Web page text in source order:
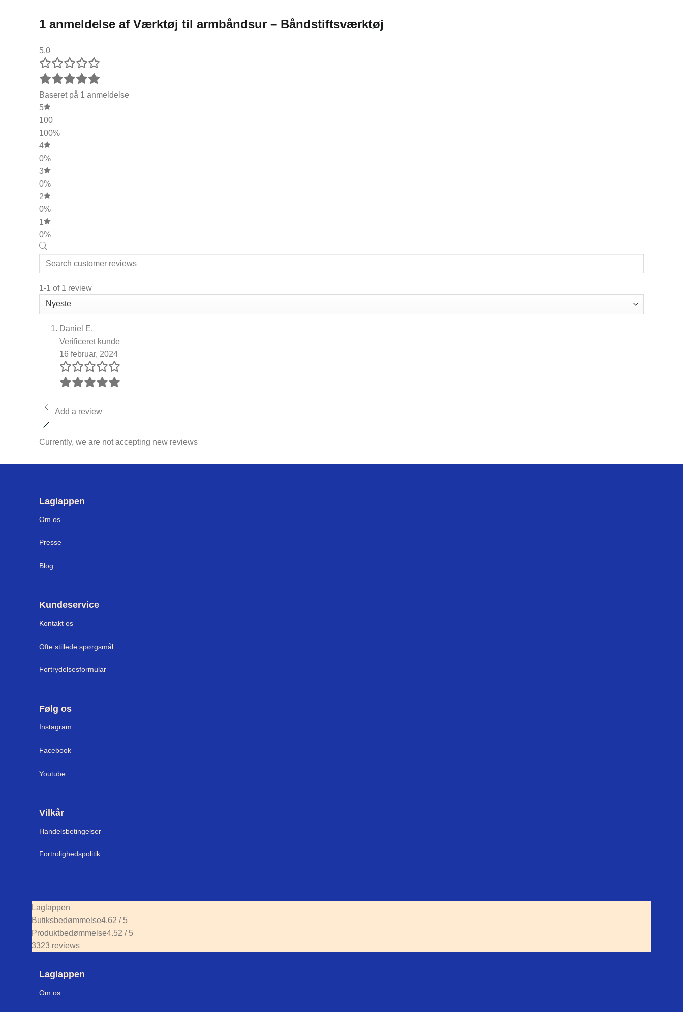
1 anmeldelse af Værktøj til armbåndsur – Båndstiftsværktøj
5,0
Baseret på 1 anmeldelse
5
100
100%
4
0%
3
0%
2
0%
1
0%
1-1 of 1 review
Daniel E.
Verificeret kunde
16 februar, 2024
Add a review
Currently, we are not accepting new reviews
Laglappen
Om os
Presse
Blog
Kundeservice
Kontakt os
Ofte stillede spørgsmål
Fortrydelsesformular
Følg os
Instagram
Facebook
Youtube
Vilkår
Handelsbetingelser
Fortrolighedspolitik
Laglappen
Butiksbedømmelse4.62 / 5
Produktbedømmelse4.52 / 5
3323 reviews
Laglappen
Om os